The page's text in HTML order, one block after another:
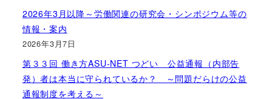
2026年3月以降～労働関連の研究会・シンポジウム等の
情報・案内
2026年3月7日
第３３回 働き方ASU-NET つどい 公益通報（内部告
発）者は本当に守られているか？ ～問題だらけの公益
通報制度を考える～